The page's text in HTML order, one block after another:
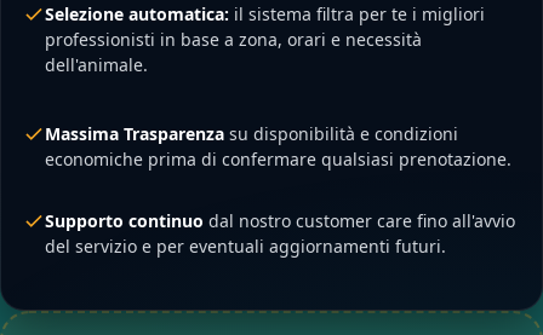
Selezione automatica: il sistema filtra per te i migliori
professionisti in base a zona, orari e necessità
dell'animale.
Massima Trasparenza su disponibilità e condizioni
economiche prima di confermare qualsiasi prenotazione.
Supporto continuo dal nostro customer care fino all'avvio
del servizio e per eventuali aggiornamenti futuri.